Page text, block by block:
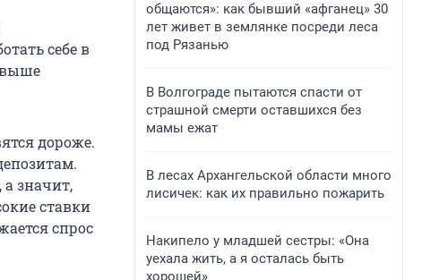
себе в
выше
дороже.
значит,
ставки
спрос
общаются»: как бывший «афганец» 30
лет живет в землянке посреди леса
под Рязанью
В Волгограде пытаются спасти от
страшной смерти оставшихся без
мамы ежат
В лесах Архангельской области много
лисичек: как их правильно пожарить
Накипело у младшей сестры: «Она
уехала жить, а я осталась быть
хорошей»